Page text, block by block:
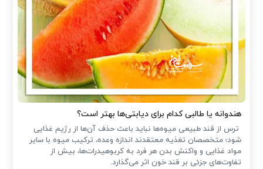
هندوانه یا طالبی کدام برای دیابتی‌ها بهتر است؟
ترس از قند طبیعی میوه‌ها نباید باعث حذف آن‌ها از رژیم غذایی
شود؛ متخصصان تغذیه معتقدند اندازه وعده، ترکیب میوه با سایر
مواد غذایی و واکنش بدن هر فرد به کربوهیدرات‌ها، بیش از
تفاوت‌های جزئی بر قند خون اثر می‌گذارد.